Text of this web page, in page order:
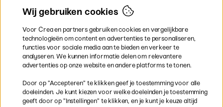
Denmark
Finland
Ireland
Germany
UK
EU
gelden voor volumineuze producten.
Wij gebruiken cookies
Voor Crea en partners gebruiken cookies en vergelijkbare
technologieën om content en advertenties te personaliseren,
functies voor sociale media aan te bieden en verkeer te
analyseren. We kunnen informatie delen om relevantere
advertenties op onze website en andere platforms te tonen.
Door op ”Accepteren” te klikken geef je toestemming voor alle
doeleinden. Je kunt kiezen voor welke doeleinden je toestemming
geeft door op ”Instellingen” te klikken, en je kunt je keuze altijd